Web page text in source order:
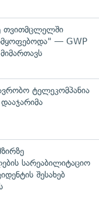
თვითმცლელში
— GWP
ტელეკომპანია
სარეაბილიტაციო
შესახებ